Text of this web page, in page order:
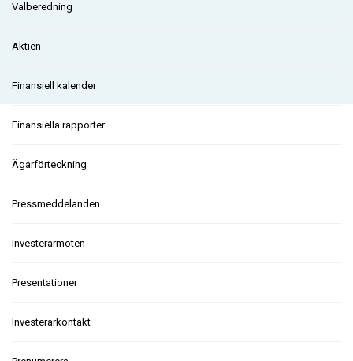
Valberedning
Aktien
Finansiell kalender
Finansiella rapporter
Ägarförteckning
Pressmeddelanden
Investerarmöten
Presentationer
Investerarkontakt